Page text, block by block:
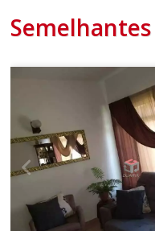
Semelhantes